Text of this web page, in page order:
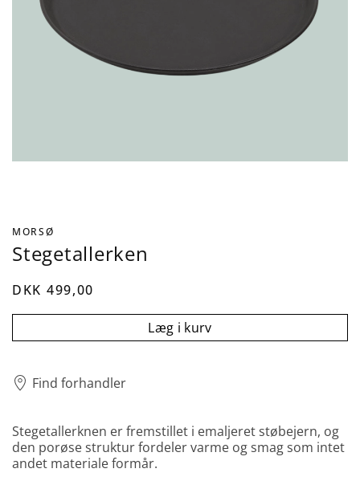
MORSØ
Stegetallerken
DKK 499,00
Læg i kurv
Find forhandler
Stegetallerknen er fremstillet i emaljeret støbejern, og
den porøse struktur fordeler varme og smag som intet
andet materiale formår.